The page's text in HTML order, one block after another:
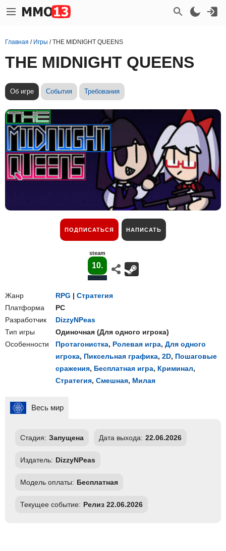
Главная / Игры /THE MIDNIGHT QUEENS
THE MIDNIGHT QUEENS
Об игре События Требования
ПОДПИСАТЬСЯ НАПИСАТЬ
steam
10.
Жанр RPG | Стратегия
Платформа
PC
Разработчик
DizzyNPeas
Тип игры
Одиночная (Для одного игрока)
Особенности
Протагонистка, Ролевая игра, Для одного
игрока, Пиксельная графика, 2D, Пошаговые
сражения, Бесплатная игра, Криминал,
Стратегия, Смешная, Милая
Весь мир
Стадия: Запущена Дата выхода: 22.06.2026
Издатель: DizzyNPeas
Модель оплаты: Бесплатная
Текущее событие: Релиз 22.06.2026